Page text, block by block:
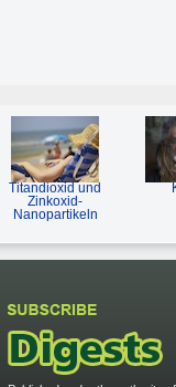
Titandioxid und
Zinkoxid-
Nanopartikeln